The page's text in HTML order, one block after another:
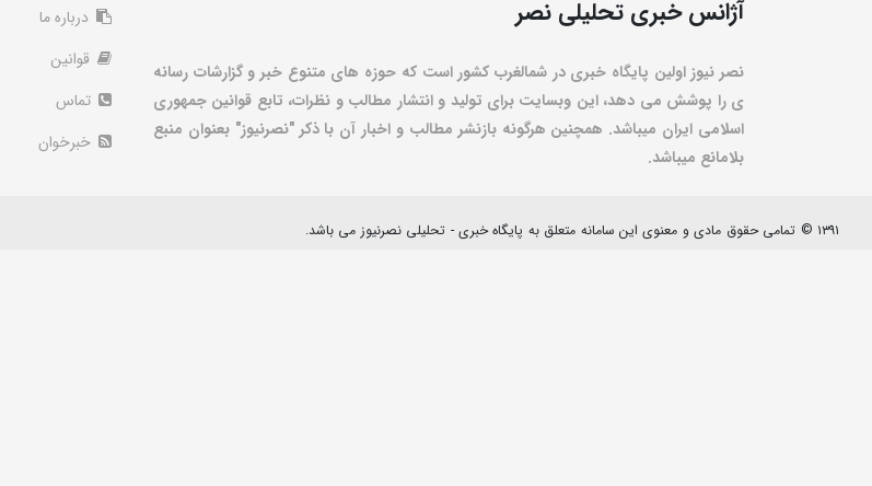
آژانس خبری تحلیلی نصر
نصر نیوز اولین پایگاه خبری در شمالغرب کشور است که حوزه های متنوع خبر و گزارشات رسانه
ی را پوشش می دهد، این وبسایت برای تولید و انتشار مطالب و نظرات، تابع قوانین جمهوری
اسلامی ایران میباشد. همچنین هرگونه بازنشر مطالب و اخبار آن با ذکر "نصرنیوز" بعنوان منبع
بلامانع میباشد.
درباره ما
قوانین
تماس
خبرخوان
۱۳۹۱ © تمامی حقوق مادی و معنوی این سامانه متعلق به پایگاه خبری - تحلیلی نصرنیوز می باشد.